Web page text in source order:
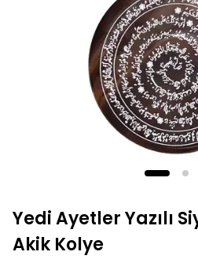
Yedi Ayetler Yazılı
Akik Kolye